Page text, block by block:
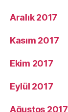
Aralık 2017
Kasım 2017
Ekim 2017
Eylül 2017
Ağustos 2017